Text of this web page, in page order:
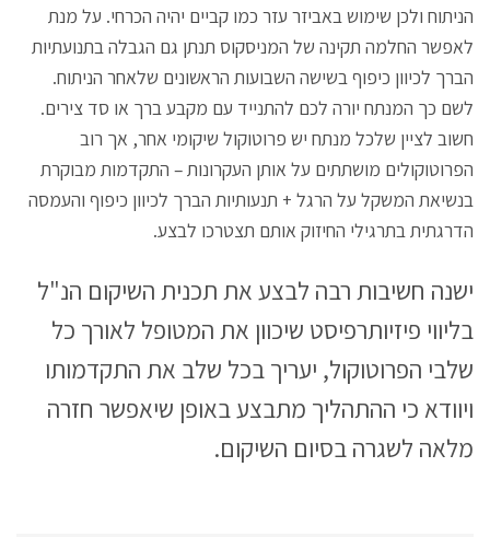
הניתוח ולכן שימוש באביזר עזר כמו קביים יהיה הכרחי. על מנת
לאפשר החלמה תקינה של המניסקוס תנתן גם הגבלה בתנועתיות
הברך לכיוון כיפוף בשישה השבועות הראשונים שלאחר הניתוח.
לשם כך המנתח יורה לכם להתנייד עם מקבע ברך או סד צירים.
חשוב לציין שלכל מנתח יש פרוטוקול שיקומי אחר, אך רוב
הפרוטוקולים מושתתים על אותן העקרונות – התקדמות מבוקרת
בנשיאת המשקל על הרגל + תנעותיות הברך לכיוון כיפוף והעמסה
הדרגתית בתרגילי החיזוק אותם תצטרכו לבצע.
ישנה חשיבות רבה לבצע את תכנית השיקום הנ"ל
בליווי פיזיותרפיסט שיכוון את המטופל לאורך כל
שלבי הפרוטוקול, יעריך בכל שלב את התקדמותו
ויוודא כי ההתהליך מתבצע באופן שיאפשר חזרה
מלאה לשגרה בסיום השיקום.